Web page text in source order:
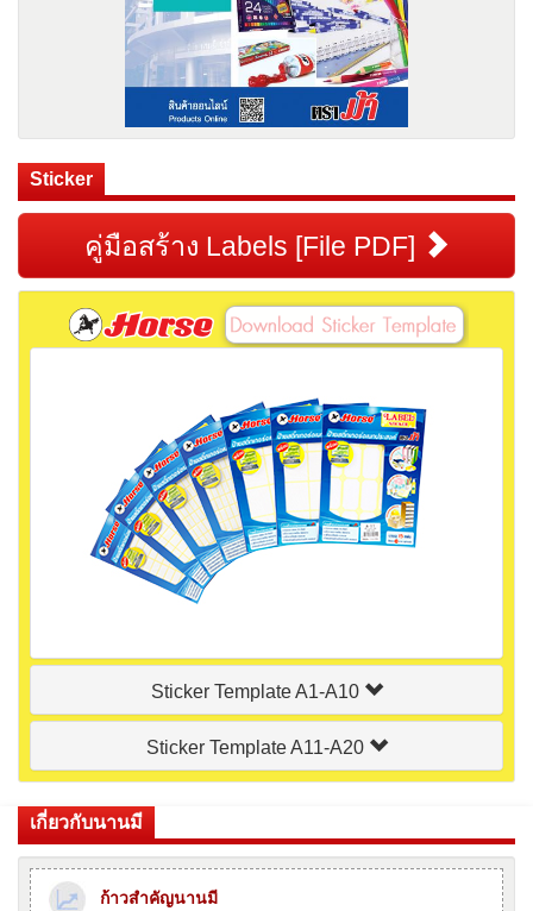
Sticker
คู่มือสร้าง Labels [File PDF]
Sticker Template A1-A10
Sticker Template A11-A20
เกี่ยวกับนานมี
ก้าวสำคัญนานมี